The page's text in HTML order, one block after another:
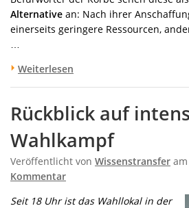
Alternative an: Nach ihrer
einerseits geringere Ressourcen,
Weiterlesen
Rückblick auf
Wahlkampf
Veröffentlicht von Wissenstransfer
Kommentar
Seit 18 Uhr ist das Wahllokal in der